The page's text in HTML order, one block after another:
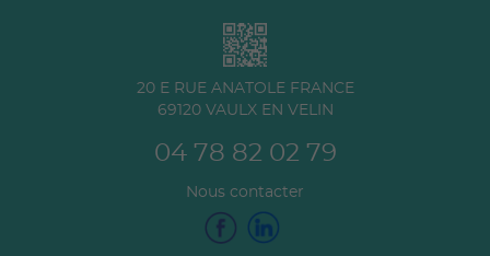
20 E RUE ANATOLE FRANCE
69120 VAULX EN VELIN
04 78 82 02 79
Nous contacter